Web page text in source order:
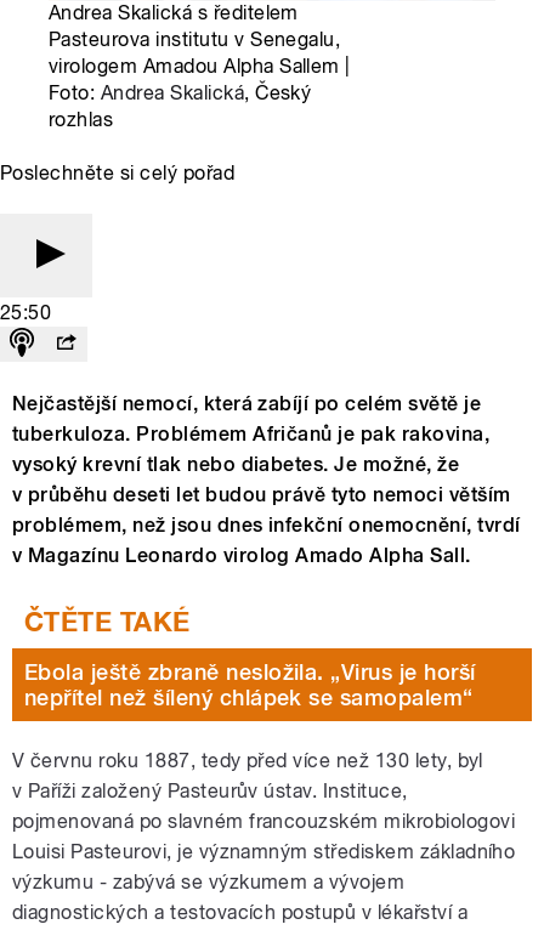
Andrea Skalická s ředitelem
Pasteurova institutu v Senegalu,
virologem Amadou Alpha Sallem |
Foto: Andrea Skalická, Český
rozhlas
Poslechněte si celý pořad
25:50
Nejčastější nemocí, která zabíjí po celém světě je
tuberkuloza. Problémem Afričanů je pak rakovina,
vysoký krevní tlak nebo diabetes. Je možné, že
v průběhu deseti let budou právě tyto nemoci větším
problémem, než jsou dnes infekční onemocnění, tvrdí
v Magazínu Leonardo virolog Amado Alpha Sall.
Ebola ještě zbraně nesložila. „Virus je horší
nepřítel než šílený chlápek se samopalem“
V červnu roku 1887, tedy před více než 130 lety, byl
v Paříži založený Pasteurův ústav. Instituce,
pojmenovaná po slavném francouzském mikrobiologovi
Louisi Pasteurovi, je významným střediskem základního
výzkumu - zabývá se výzkumem a vývojem
diagnostických a testovacích postupů v lékařství a